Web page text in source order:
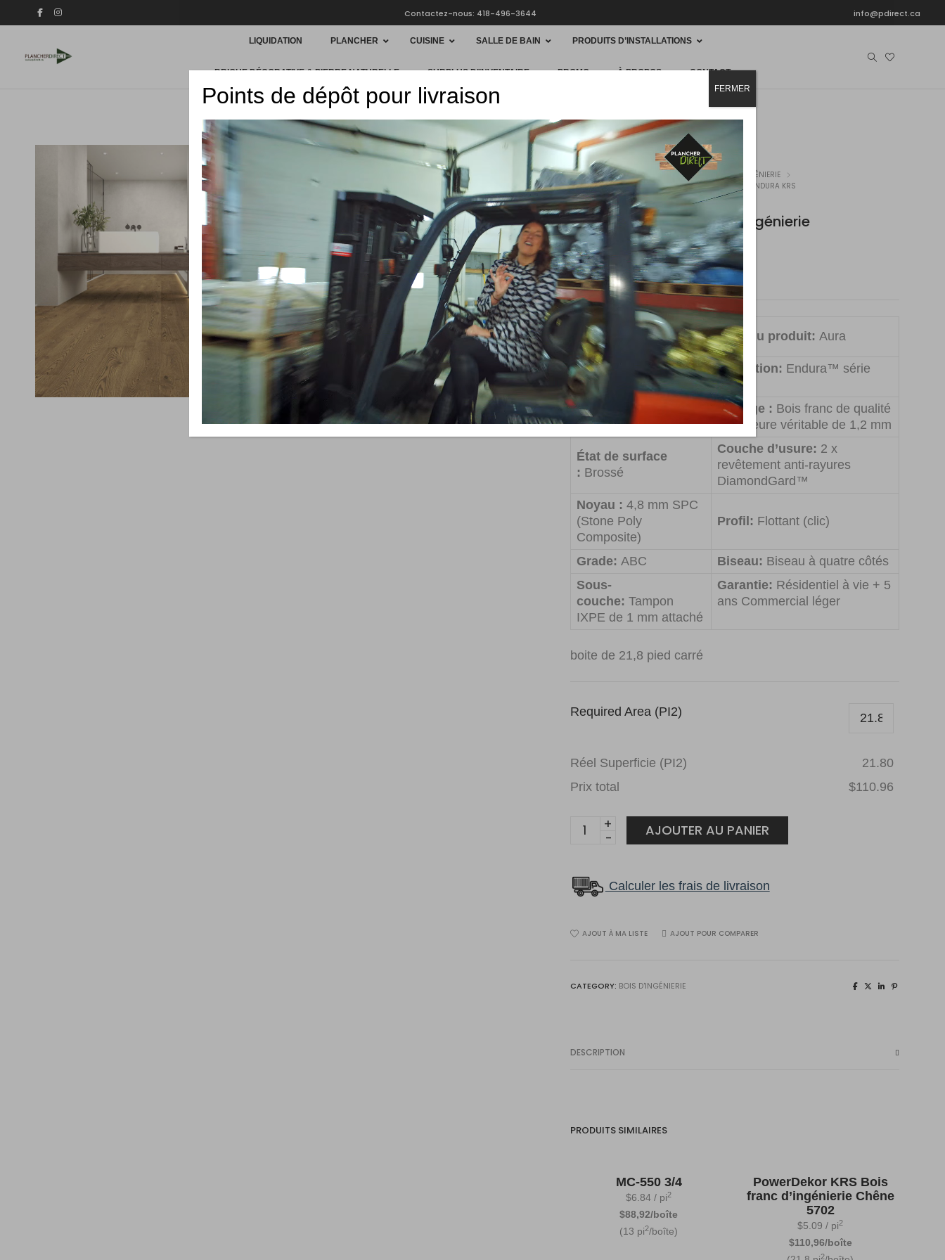
Contactez-nous: 418-496-3644 info@pdirect.ca
LIQUIDATION PLANCHER CUISINE SALLE DE BAIN PRODUITS D’INSTALLATIONS
BRIQUE DÉCORATIVE & PIERRE NATURELLE SURPLUS D’INVENTAIRE PROMO À PROPOS CONTACT
HOME PLANCHER BOIS-FRANC
BOIS D'INGÉNIERIE
POWERDEKOR BOIS FRANC D’INGÉNIERIE AURA 5701 ENDURA KRS
PowerDekor Bois franc d’ingénierie
Aura 5701 Endura KRS
$5.09/ pi 2
$110,96/boîte(21,8 pi2/boîte)
Code produit
:5701RS
Nom du produit: Aura
Espèce: Chêne
Collection: Endura™ série
KRS
Construction:
franc d’ingénierie
Placage : Bois franc de qualité
supérieure véritable de 1,2 mm
État de surface
: Brossé
Couche d’usure: 2 x
revêtement anti-rayures
DiamondGard™
Noyau : 4,8 mm SPC
(Stone Poly
Composite)
Profil: Flottant (clic)
Grade: ABC Biseau: Biseau à quatre côtés
Sous-
couche: Tampon
IXPE de 1 mm attaché
Garantie: Résidentiel à vie + 5
ans Commercial léger
boite de 21,8 pied carré
Required Area (PI2)
Réel Superficie (PI2)
21.80
Prix total
$110.96
PowerDekor
d’ingénierie
Aura
Endura
AJOUTER AU PANIER
Calculer les frais de livraison
AJOUT À MA LISTE AJOUT POUR COMPARER
CATEGORY: BOIS D'INGÉNIERIE
DESCRIPTION
PRODUITS SIMILAIRES
MC-550 3/4
$6.84 / pi2
$88,92/boîte
(13 pi2/boîte)
PowerDekor KRS Bois
franc d’ingénierie Chêne
5702
$5.09 / pi2
$110,96/boîte
2
Points de dépôt pour livraison FERMER